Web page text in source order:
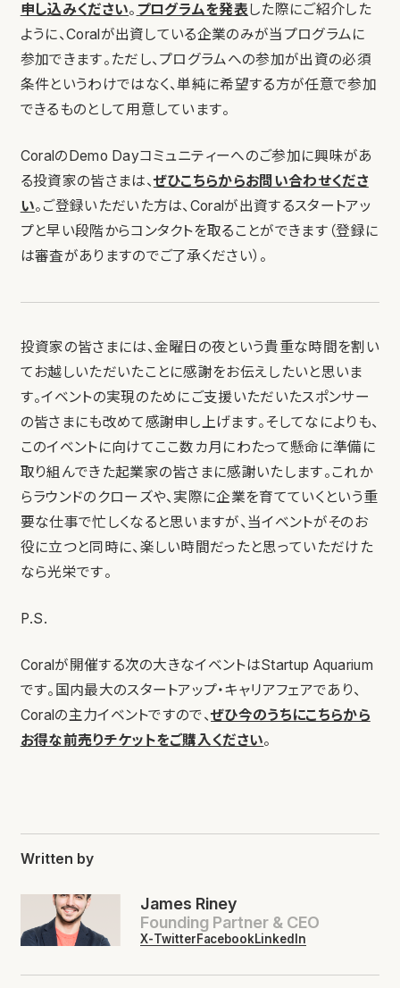
申し込みください。 プログラムを発表した際にご紹介した
ように、Coralが出資している企業のみが当プログラムに
参加できます。ただし、プログラムへの参加が出資の必須
条件というわけではなく、単純に希望する方が任意で参加
できるものとして用意しています。
CoralのDemo Dayコミュニティーへのご参加に興味があ
る投資家の皆さまは、ぜひこちらからお問い合わせくださ
い。ご登録いただいた方は、Coralが出資するスタートアッ
プと早い段階からコンタクトを取ることができます（登録に
は審査がありますのでご了承ください）。
投資家の皆さまには、金曜日の夜という貴重な時間を割い
てお越しいただいたことに感謝をお伝えしたいと思いま
す。イベントの実現のためにご支援いただいたスポンサー
の皆さまにも改めて感謝申し上げます。そしてなによりも、
このイベントに向けてここ数カ月にわたって懸命に準備に
取り組んできた起業家の皆さまに感謝いたします。これか
らラウンドのクローズや、実際に企業を育てていくという重
要な仕事で忙しくなると思いますが、当イベントがそのお
役に立つと同時に、楽しい時間だったと思っていただけた
なら光栄です。
P.S.
Coralが開催する次の大きなイベントはStartup Aquarium
です。国内最大のスタートアップ・キャリアフェアであり、
Coralの主力イベントですので、ぜひ今のうちにこちらから
お得な前売りチケットをご購入ください。
Written by
James Riney
Founding Partner & CEO
X-TwitterFacebookLinkedIn